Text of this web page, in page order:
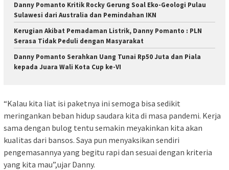
Danny Pomanto Kritik Rocky Gerung Soal Eko-Geologi Pulau
Sulawesi dari Australia dan Pemindahan IKN
Kerugian Akibat Pemadaman Listrik, Danny Pomanto : PLN
Serasa Tidak Peduli dengan Masyarakat
Danny Pomanto Serahkan Uang Tunai Rp50 Juta dan Piala
kepada Juara Wali Kota Cup ke-VI
“Kalau kita liat isi paketnya ini semoga bisa sedikit
meringankan beban hidup saudara kita di masa pandemi. Kerja
sama dengan bulog tentu semakin meyakinkan kita akan
kualitas dari bansos. Saya pun menyaksikan sendiri
pengemasannya yang begitu rapi dan sesuai dengan kriteria
yang kita mau”,ujar Danny.